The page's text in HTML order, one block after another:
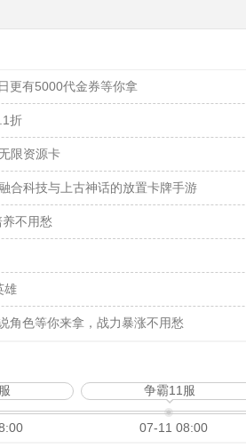
更有5000代金券等你拿
折
限资源卡
合科技与上古神话的放置卡牌手游
不用愁
雄
角色等你来拿，战力暴涨不用愁
争霸11服
07-11 08:00